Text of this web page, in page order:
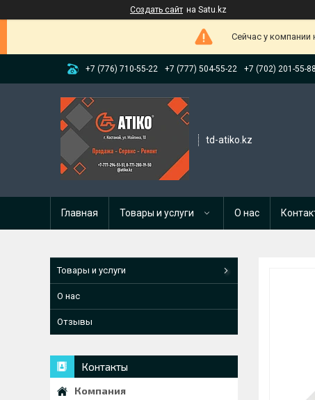
Создать сайт на Satu.kz
Сейчас у
+7 (776) 710-55-22 +7 (777) 504-55-22 +7 (702) 201-55-88
td-atiko.kz
Главная Товары и услуги О нас
Товары и услуги
О нас
Отзывы
Контакты